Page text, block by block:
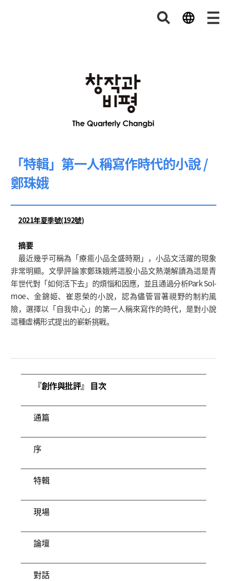
「特輯」第一人稱寫作時代的小說 /
鄭珠娥
2021年夏季號(192號)
摘要
最近幾乎可稱為「療癒小品全盛時期」，小品文活躍的現象
非常明顯。文學評論家鄭珠娥將這股小品文熱潮解讀為這是青
年世代對「如何活下去」的煩惱和因應，並且通過分析Park Sol-
moe、金錦姬、崔恩榮的小說，認為儘管冒著視野的制約風
險，選擇以「自我中心」的第一人稱來寫作的時代，是對小說
這種虛構形式提出的嶄新挑戰。
『創作與批評』 目次
通篇
序
特輯
現場
論壇
對話